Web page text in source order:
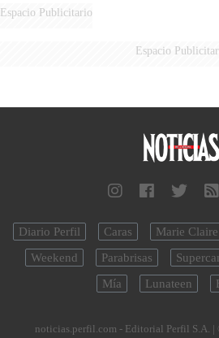
Espacio Publicitario
Espacio
Diario Perfil Caras Marie Claire
Weekend
Parabrisas
Mía
Lunateen
noticias.perfil.com - Editorial Perfil S.A. |